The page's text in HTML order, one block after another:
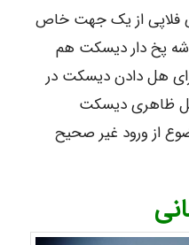
فلاپی از یک جهت خاص
پخ دار دیسکت هم
هل دادن دیسکت در
ظاهری دیسکت
از ورود غیر صحیح